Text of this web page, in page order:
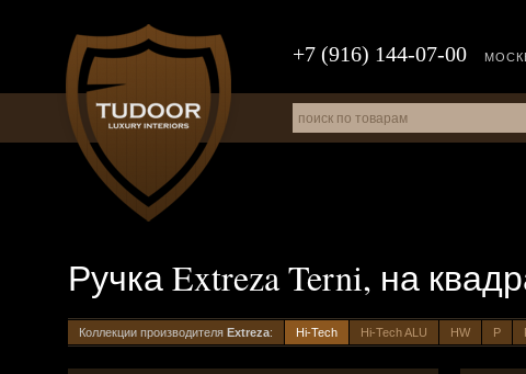
+7 (916) 144-07-00
Ручка Extreza Terni, на
Коллекции производителя Extreza: Hi-Tech Hi-Tech ALU HW P